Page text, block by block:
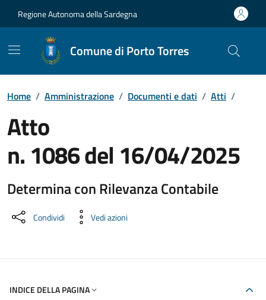
Regione Autonoma della Sardegna
Comune di Porto Torres
Home / Amministrazione / Documenti e dati / Atti /
Atto
n. 1086 del 16/04/2025
Determina con Rilevanza Contabile
Dettaglio del documento
Condividi Vedi azioni
INDICE DELLA PAGINA